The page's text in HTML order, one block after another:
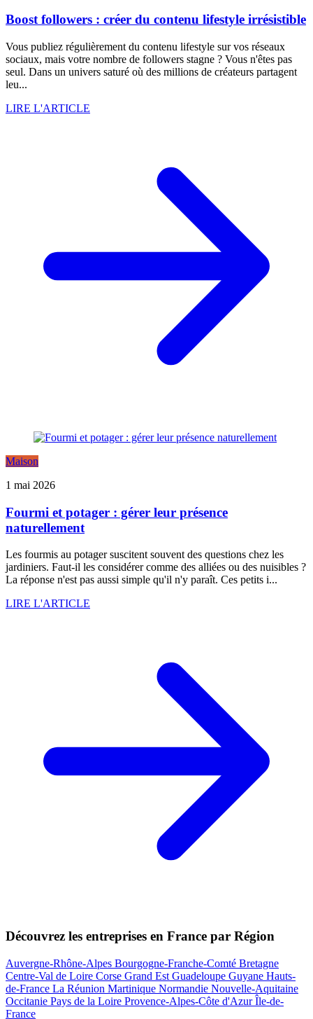
Boost followers : créer du contenu lifestyle irrésistible
Vous publiez régulièrement du contenu lifestyle sur vos réseaux
sociaux, mais votre nombre de followers stagne ? Vous n'êtes pas
seul. Dans un univers saturé où des millions de créateurs partagent
leu...
LIRE L'ARTICLE
Maison
1 mai 2026
Fourmi et potager : gérer leur présence
naturellement
Les fourmis au potager suscitent souvent des questions chez les
jardiniers. Faut-il les considérer comme des alliées ou des nuisibles ?
La réponse n'est pas aussi simple qu'il n'y paraît. Ces petits i...
LIRE L'ARTICLE
Découvrez les entreprises en France par Région
Auvergne-Rhône-Alpes Bourgogne-Franche-Comté Bretagne
Centre-Val de Loire Corse Grand Est Guadeloupe Guyane Hauts-
de-France La Réunion Martinique Normandie Nouvelle-Aquitaine
Occitanie Pays de la Loire Provence-Alpes-Côte d'AzurÎle-de-
France